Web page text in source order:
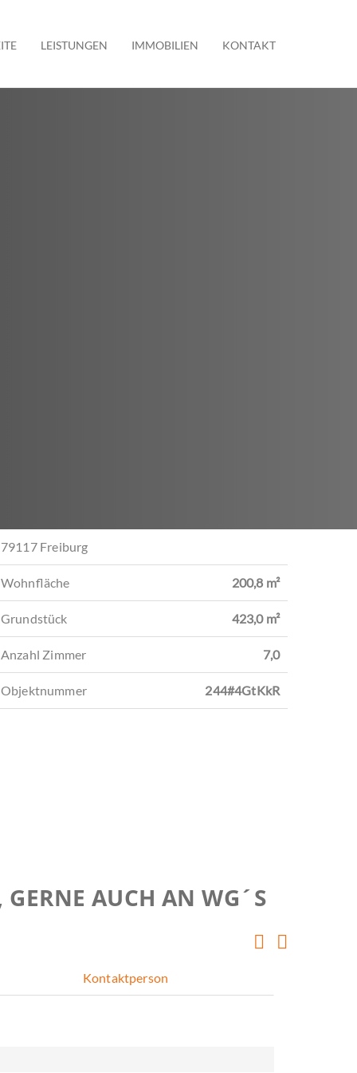
LEISTUNGEN IMMOBILIEN KONTAKT
79117 Freiburg
Wohnfläche 200,8 m²
Grundstück 423,0 m²
Anzahl Zimmer 7,0
Objektnummer 244#4GtKkR
AUCH AN WG´S
Kontaktperson